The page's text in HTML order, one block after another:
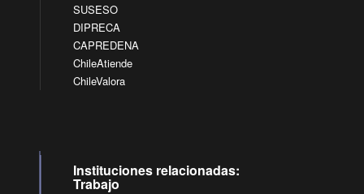
SUSESO
DIPRECA
CAPREDENA
ChileAtiende
ChileValora
Instituciones relacionadas:
Trabajo